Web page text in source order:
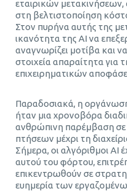
εταιρικών μετακινήσεων,
στη βελτιστοποίηση
Στον πυρήνα αυτής της
ικανότητα της AI να
αναγνωρίζει μοτίβα και
στοιχεία απαραίτητα για
επιχειρηματικών
Παραδοσιακά, η
ήταν μια χρονοβόρα
ανθρώπινη παρέμβαση
πτήσεων μέχρι τη
Σήμερα, οι αλγόριθμοι AI
αυτού του φόρτου,
επικεντρωθούν σε
ευημερία των